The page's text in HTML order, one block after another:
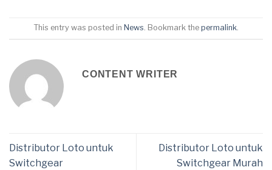
This entry was posted in News. Bookmark the permalink.
CONTENT WRITER
Distributor Loto untuk
Switchgear
Distributor Loto untuk
Switchgear Murah